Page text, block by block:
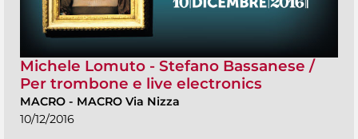
Michele Lomuto - Stefano Bassanese /
Per trombone e live electronics
MACRO - MACRO Via Nizza
10/12/2016